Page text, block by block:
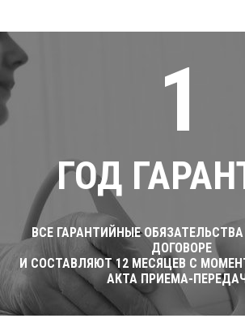
1
ГОД
ВСЕ ГАРАНТИЙНЫЕ
ДОГОВОРЕ
И СОСТАВЛЯЮТ 12 МЕСЯЦЕВ С
АКТА ПРИЕМА-